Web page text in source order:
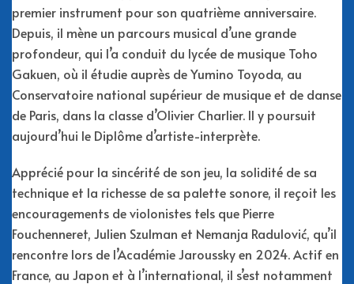
premier instrument pour son quatrième anniversaire.
Depuis, il mène un parcours musical d’une grande
profondeur, qui l’a conduit du lycée de musique Toho
Gakuen, où il étudie auprès de Yumino Toyoda, au
Conservatoire national supérieur de musique et de danse
de Paris, dans la classe d’Olivier Charlier. Il y poursuit
aujourd’hui le Diplôme d’artiste-interprète.
Apprécié pour la sincérité de son jeu, la solidité de sa
technique et la richesse de sa palette sonore, il reçoit les
encouragements de violonistes tels que Pierre
Fouchenneret, Julien Szulman et Nemanja Radulović, qu’il
rencontre lors de l’Académie Jaroussky en 2024. Actif en
France, au Japon et à l’international, il s’est notamment